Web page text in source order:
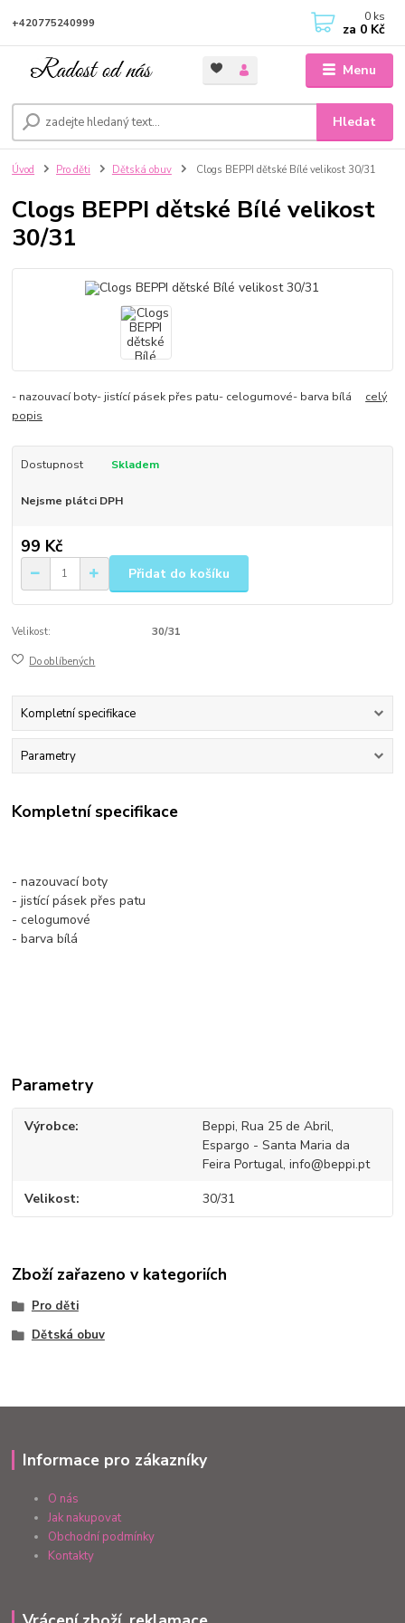
Menu
Hledat
+420775240999 0 ks
za 0 Kč
Úvod Pro děti Dětská obuv Clogs BEPPI dětské Bílé velikost 30/31
Clogs BEPPI dětské Bílé velikost
30/31
- nazouvací boty- jistící pásek přes patu- celogumové- barva bílá celý
popis
Dostupnost Skladem
Nejsme plátci DPH
99 Kč
Přidat do košíku
Velikost: 30/31
Do oblíbených
Kompletní specifikace
Parametry
Kompletní specifikace
- nazouvací boty
- jistící pásek přes patu
- celogumové
- barva bílá
Parametry
Výrobce
Beppi, Rua 25 de Abril,
Espargo - Santa Maria da
Feira Portugal, info@beppi.pt
Velikost 30/31
Zboží zařazeno v kategoriích
Pro děti
Dětská obuv
Informace pro zákazníky
O nás
Jak nakupovat
Obchodní podmínky
Kontakty